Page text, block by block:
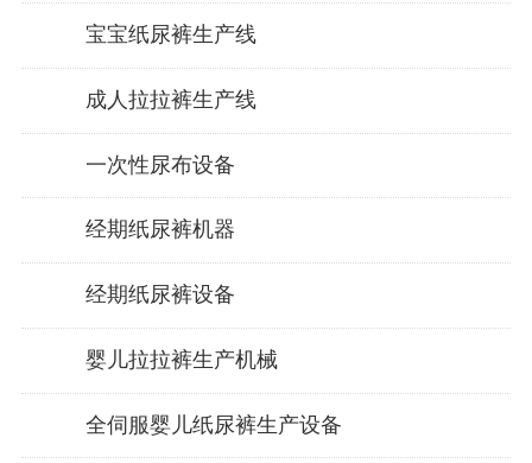
宝宝纸尿裤生产线
成人拉拉裤生产线
一次性尿布设备
经期纸尿裤机器
经期纸尿裤设备
婴儿拉拉裤生产机械
全伺服婴儿纸尿裤生产设备